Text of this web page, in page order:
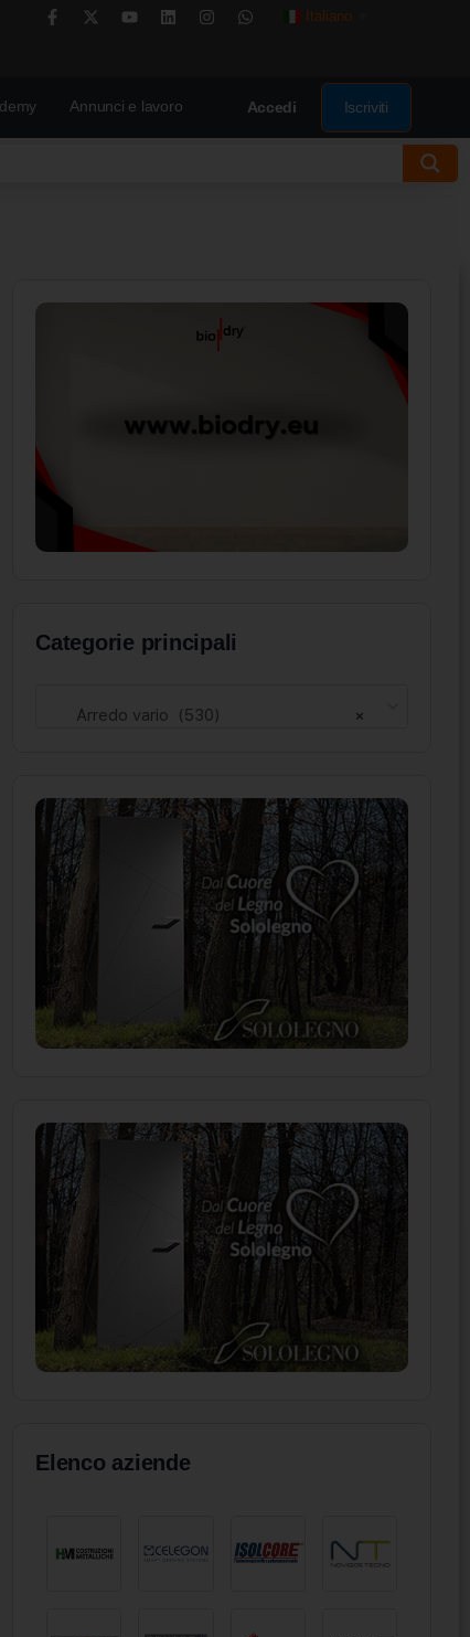
Italiano
Annunci e lavoro Accedi Iscriviti
Categorie principali
×
Arredo vario (530)
Elenco aziende